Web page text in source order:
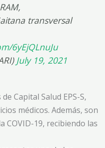
transversal
6yEjQLnuJu
July 19, 2021
Capital Salud EPS-S,
médicos. Además, son
COVID-19, recibiendo las